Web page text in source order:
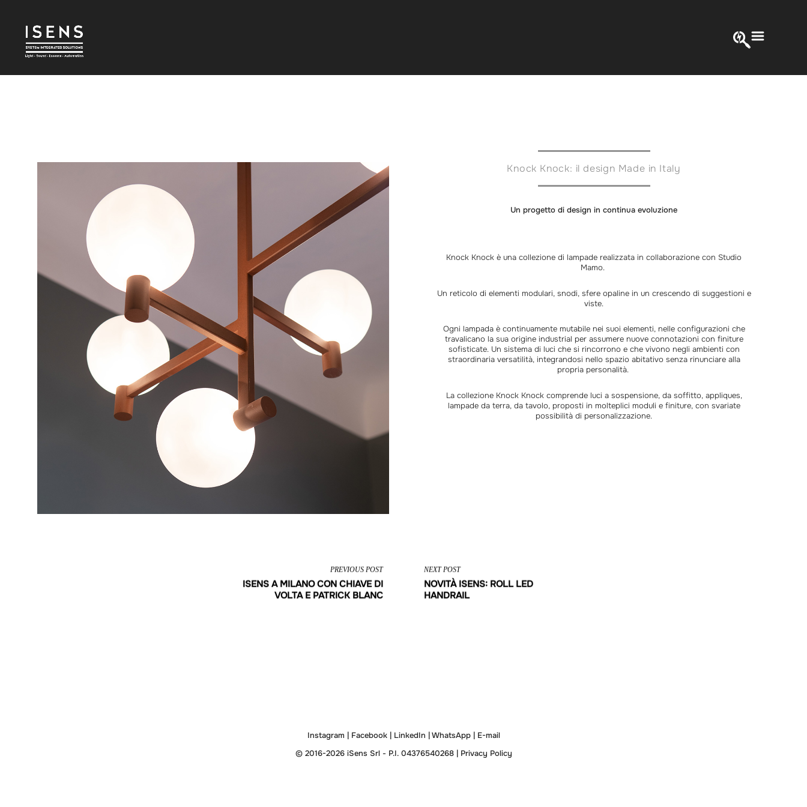
Knock Knock: il design Made in Italy
Un progetto di design in continua evoluzione
Knock Knock è una collezione di lampade realizzata in collaborazione con Studio
Mamo.
Un reticolo di elementi modulari, snodi, sfere opaline in un crescendo di suggestioni e
viste.
Ogni lampada è continuamente mutabile nei suoi elementi, nelle configurazioni che
travalicano la sua origine industrial per assumere nuove connotazioni con finiture
sofisticate. Un sistema di luci che si rincorrono e che vivono negli ambienti con
straordinaria versatilità, integrandosi nello spazio abitativo senza rinunciare alla
propria personalità.
La collezione Knock Knock comprende luci a sospensione, da soffitto, appliques,
lampade da terra, da tavolo, proposti in molteplici moduli e finiture, con svariate
possibilità di personalizzazione.
PREVIOUS POST
ISENS A MILANO CON CHIAVE DI
VOLTA E PATRICK BLANC
NEXT POST
NOVITÀ ISENS: ROLL LED
HANDRAIL
Instagram | Facebook| LinkedIn |WhatsApp| E-mail
© 2016-2026 iSens Srl - P.I. 04376540268 | Privacy Policy